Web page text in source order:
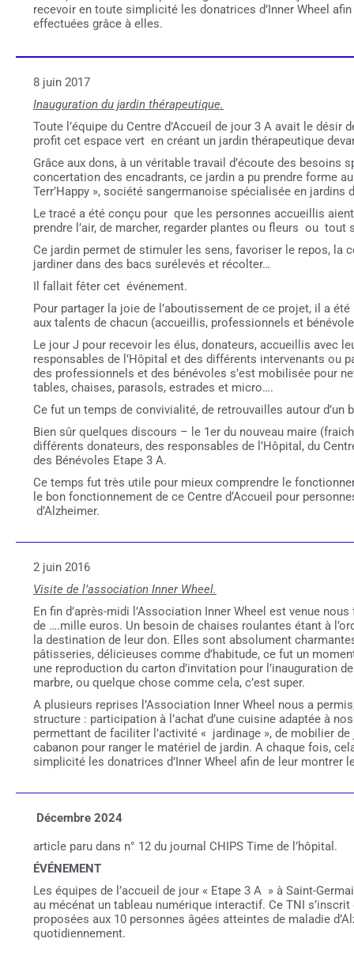
recevoir en toute simplicité les donatrices d’Inner Wheel
effectuées grâce à elles.
8 juin 2017
Inauguration du jardin thérapeutique.
Toute l’équipe du Centre d’Accueil de jour 3 A avait le désir
profit cet espace vert en créant un jardin thérapeutique
Grâce aux dons, à un véritable travail d’écoute des besoins
concertation des encadrants, ce jardin a pu prendre forme
Terr’Happy », société sangermanoise spécialisée en jardins
Le tracé a été conçu pour que les personnes accueillis
prendre l’air, de marcher, regarder plantes ou fleurs ou tout
Ce jardin permet de stimuler les sens, favoriser le repos, la
jardiner dans des bacs surélevés et récolter…
Il fallait fêter cet événement.
Pour partager la joie de l’aboutissement de ce projet, il a
aux talents de chacun (accueillis, professionnels et
Le jour J pour recevoir les élus, donateurs, accueillis avec
responsables de l’Hôpital et des différents intervenants ou
des professionnels et des bénévoles s’est mobilisée pour
tables, chaises, parasols, estrades et micro….
Ce fut un temps de convivialité, de retrouvailles autour d’un
Bien sûr quelques discours – le 1er du nouveau maire
différents donateurs, des responsables de l’Hôpital, du
des Bénévoles Etape 3 A.
Ce temps fut très utile pour mieux comprendre le
le bon fonctionnement de ce Centre d‘Accueil pour
d’Alzheimer.
2 juin 2016
Visite de l’association Inner Wheel.
En fin d’après-midi l’Association Inner Wheel est venue
de ….mille euros. Un besoin de chaises roulantes étant à
la destination de leur don. Elles sont absolument
pâtisseries, délicieuses comme d’habitude, ce fut un
une reproduction du carton d’invitation pour l’inauguration
marbre, ou quelque chose comme cela, c’est super.
A plusieurs reprises l’Association Inner Wheel nous a
structure : participation à l’achat d’une cuisine adaptée à
permettant de faciliter l’activité « jardinage », de mobilier
cabanon pour ranger le matériel de jardin. A chaque fois,
simplicité les donatrices d’Inner Wheel afin de leur montrer
Décembre 2024
­article paru dans n° 12 du journal CHIPS Time de l’hôpital.
ÉVÉNEMENT
Les équipes de l’accueil de jour « Etape 3 A » à Saint-
au mécénat un tableau numérique interactif. Ce TNI
proposées aux 10 personnes âgées atteintes de maladie
quotidiennement.